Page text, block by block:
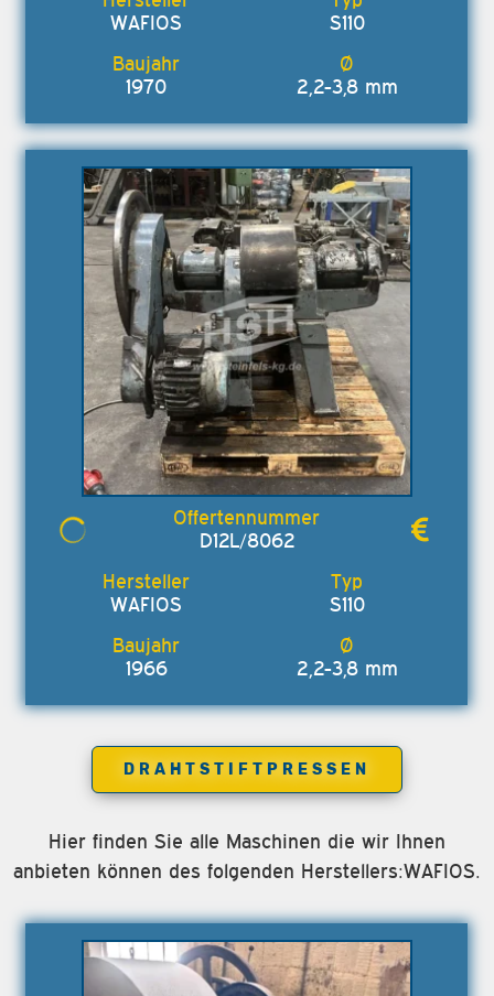
WAFIOS S110
1970 2,2-3,8 mm
D12L/8062
WAFIOS S110
1966 2,2-3,8 mm
DRAHTSTIFTPRESSEN
Hier finden Sie alle Maschinen die wir Ihnen
anbieten können des folgenden Herstellers:WAFIOS.